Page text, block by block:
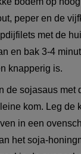
peper en de
met de
en bak 3-4
knapperig is.
de sojasaus met
kom. Leg de
in een
het soja-